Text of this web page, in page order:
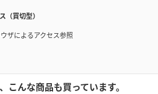
（買切型）
ザによるアクセス参照
こんな商品も買っています。